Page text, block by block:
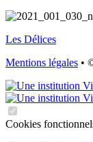
Les Délices
Mentions légales •
Cookies